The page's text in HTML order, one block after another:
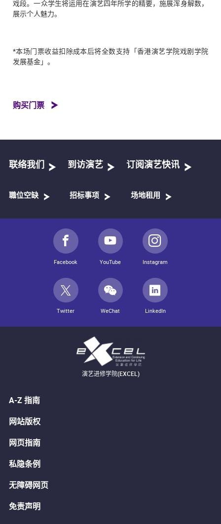
戏段。一众学生将运用在演艺四年所学的精要，施展浑身解数，
展示个人魅力。
*本场门票收益扣除成本后将全数支持「香港演艺学院戏剧学院
发展基金」。
购买门票
联络我们 到访演艺 订阅演艺快讯
職位空缺 招标事项 场地租用
Facebook YouTube Instagram
Twitter WeChat LinkedIn
演艺进修学院(EXCEL)
A-Z 指南
网站版权
网页指南
私隐条例
无障碍网页
免责声明